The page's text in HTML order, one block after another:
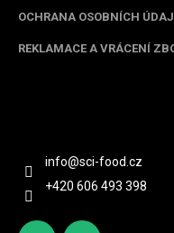
OCHRANA OSOBNÍCH
REKLAMACE A VRÁCENÍ
info@sci-food.cz
+420 606 493 398